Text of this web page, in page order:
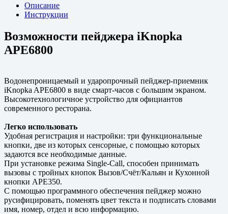
Описание
Инструкции
Возможности пейджера iKnopka
APE6800
Водонепроницаемый и ударопрочный пейджер-приемник
iKnopka APE6800 в виде смарт-часов с большим экраном.
Высокотехнологичное устройство для официантов
современного ресторана.
Легко использовать
Удобная регистрация и настройки: три функциональные
кнопки, две из которых сенсорные, с помощью которых
задаются все необходимые данные.
При установке режима Single-Call, способен принимать
вызовы с тройных кнопок Вызов/Счёт/Кальян и Кухонной
кнопки APE350.
С помощью программного обеспечения пейджер можно
русифицировать, поменять цвет текста и подписать словами
имя, номер, отдел и всю информацию.